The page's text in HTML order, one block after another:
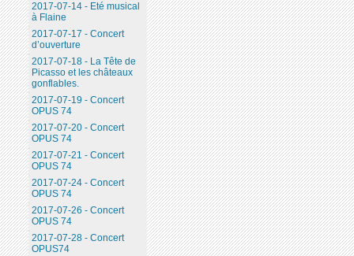
2017-07-14 - Eté musical
à Flaine
2017-07-17 - Concert
d’ouverture
2017-07-18 - La Tête de
Picasso et les châteaux
gonflables.
2017-07-19 - Concert
OPUS 74
2017-07-20 - Concert
OPUS 74
2017-07-21 - Concert
OPUS 74
2017-07-24 - Concert
OPUS 74
2017-07-26 - Concert
OPUS 74
2017-07-28 - Concert
OPUS74